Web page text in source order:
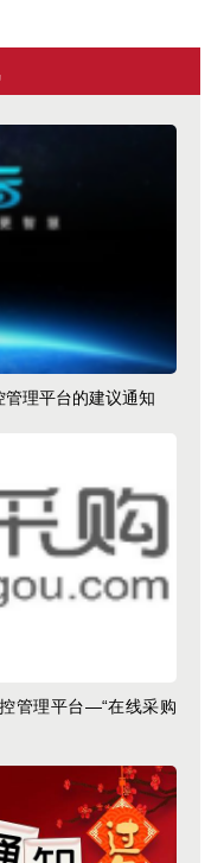
理平台的建议通知
管理平台—“在线采购